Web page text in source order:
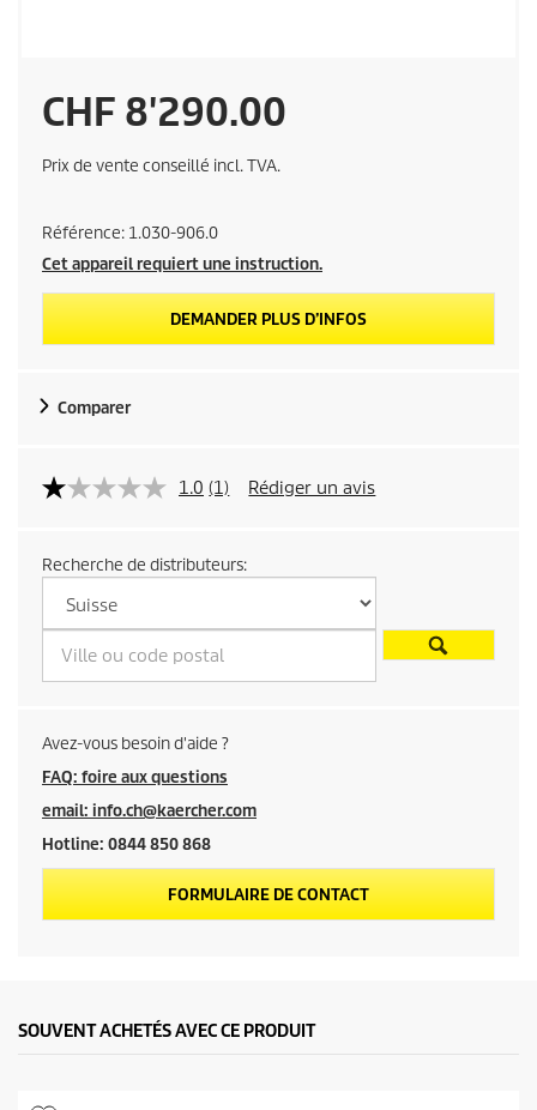
P
r
i
x
d
e
e
o
n
s
e
l
CHF 8'290.00
Prix de vente conseillé incl. TVA.
Référence: 1.030-906.0
Cet appareil requiert une instruction.
DEMANDER PLUS D’INFOS
Comparer
1.0 (1) Rédiger un avis
Recherche de distributeurs:
Avez-vous besoin d'aide ?
FAQ: foire aux questions
email: info.ch@kaercher.com
Hotline: 0844 850 868
FORMULAIRE DE CONTACT
SOUVENT ACHETÉS AVEC CE PRODUIT